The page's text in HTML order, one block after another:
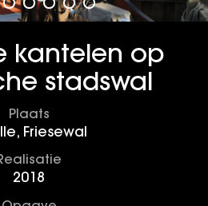
kantelen op
stadswal
Plaats
Friesewal
2018